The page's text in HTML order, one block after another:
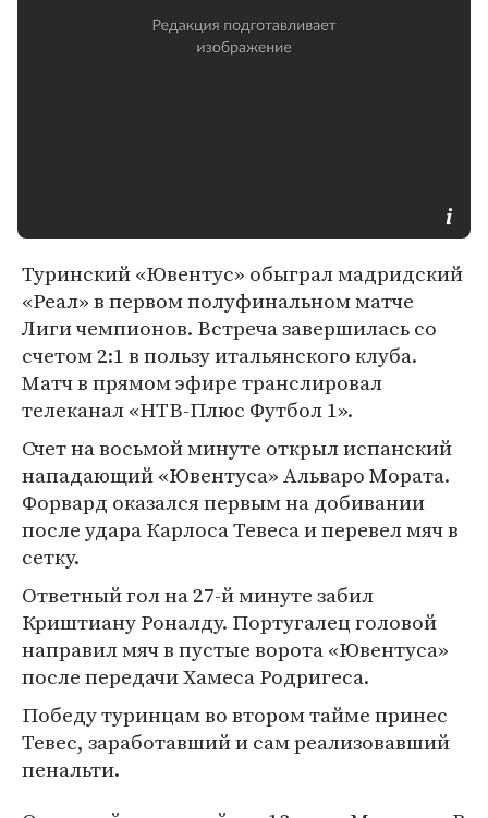
Туринский «Ювентус» обыграл мадридский
«Реал» в первом полуфинальном матче
Лиги чемпионов. Встреча завершилась со
счетом 2:1 в пользу итальянского клуба.
Матч в прямом эфире транслировал
телеканал «НТВ-Плюс Футбол 1».
Счет на восьмой минуте открыл испанский
нападающий «Ювентуса» Альваро Мората.
Форвард оказался первым на добивании
после удара Карлоса Тевеса и перевел мяч в
сетку.
Ответный гол на 27-й минуте забил
Криштиану Роналду. Португалец головой
направил мяч в пустые ворота «Ювентуса»
после передачи Хамеса Родригеса.
Победу туринцам во втором тайме принес
Тевес, заработавший и сам реализовавший
пенальти.